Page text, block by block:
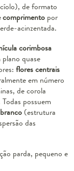
de formato
comprimento por
acinzentada.
corimbosa
quase
florescentrais
em número
de corola
possuem
(estrutura
das
parda, pequeno e